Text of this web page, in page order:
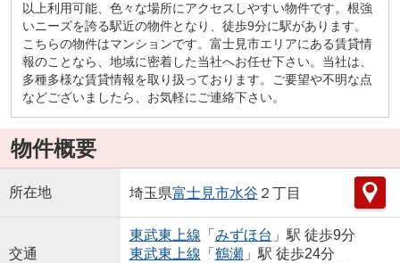
以上利用可能、色々な場所にアクセスしやすい物件です。根強
いニーズを誇る駅近の物件となり、徒歩9分に駅があります。
こちらの物件はマンションです。富士見市エリアにある賃貸情
報のことなら、地域に密着した当社へお任せ下さい。当社は、
多種多様な賃貸情報を取り扱っております。ご要望や不明な点
などございましたら、お気軽にご連絡下さい。
物件概要
所在地 埼玉県富士見市水谷 ２丁目
交通
東武東上線 「 みずほ台 」駅 徒歩9分
東武東上線 「 鶴瀬」駅 徒歩24分